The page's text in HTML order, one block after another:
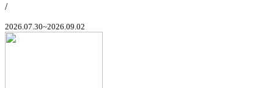
/
2026.07.30~2026.09.02